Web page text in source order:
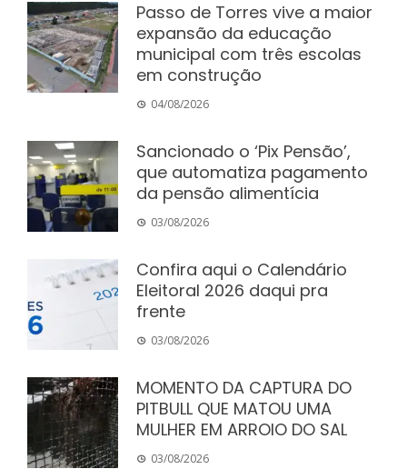
Passo de Torres vive a maior
expansão da educação
municipal com três escolas
em construção
04/08/2026
Sancionado o ‘Pix Pensão’,
que automatiza pagamento
da pensão alimentícia
03/08/2026
Confira aqui o Calendário
Eleitoral 2026 daqui pra
frente
03/08/2026
MOMENTO DA CAPTURA DO
PITBULL QUE MATOU UMA
MULHER EM ARROIO DO SAL
03/08/2026